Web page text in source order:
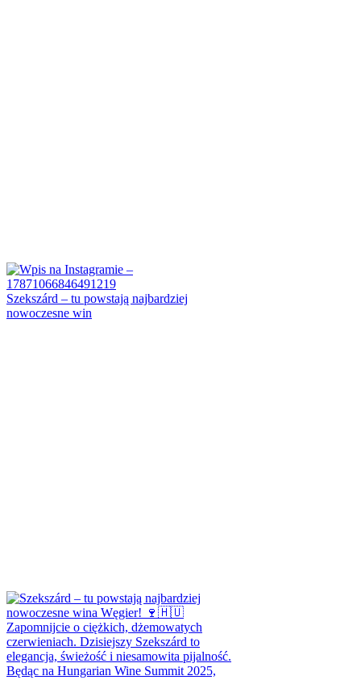
Szekszárd – tu powstają najbardziej
nowoczesne win